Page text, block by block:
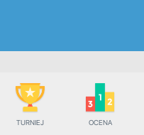
TURNIEJ OCENA